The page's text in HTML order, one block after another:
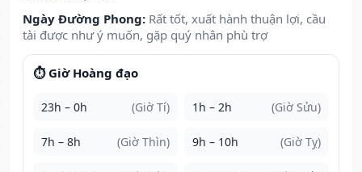
Ngày Đường Phong: Rất tốt, xuất hành thuận lợi, cầu
tài được như ý muốn, gặp quý nhân phù trợ
⏱️ Giờ Hoàng đạo
23h – 0h (Giờ Tí) 1h – 2h (Giờ Sửu)
7h – 8h (Giờ Thìn) 9h – 10h (Giờ Tỵ)